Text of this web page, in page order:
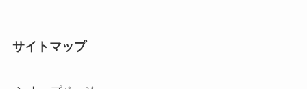
サイトマップ